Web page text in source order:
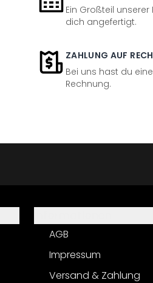
Ein Großteil
dich angefertigt.
ZAHLUNG AUF
Bei uns hast du
Rechnung.
AGB
Impressum
Versand & Zahlung